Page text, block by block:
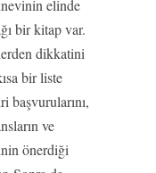
elinde
bir kitap var.
dikkatini
bir liste
başvurularını,
ve
önerdiği